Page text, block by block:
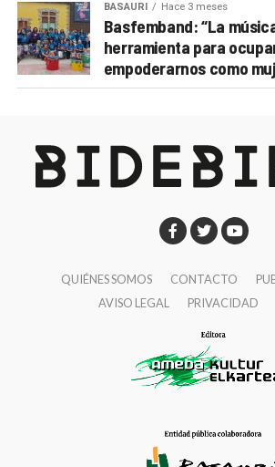
BASAURI Hace 3 meses
Basfemband: “La
herramienta para
empoderarnos como
QUIÉNES SOMOS CONTACTO
AVISO LEGAL
PRIVACIDAD